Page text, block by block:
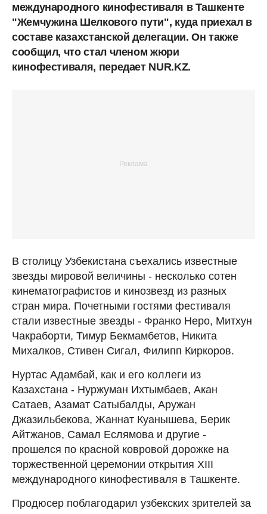
международного кинофестиваля в Ташкенте
"Жемчужина Шелкового пути", куда приехал в
составе казахстанской делегации. Он также
сообщил, что стал членом жюри
кинофестиваля, передает NUR.KZ.
В столицу Узбекистана съехались известные
звезды мировой величины - несколько сотен
кинематографистов и кинозвезд из разных
стран мира. Почетными гостями фестиваля
стали известные звезды - Франко Неро, Митхун
Чакраборти, Тимур Бекмамбетов, Никита
Михалков, Стивен Сигал, Филипп Киркоров.
Нуртас Адамбай, как и его коллеги из
Казахстана - Нуржуман Ихтымбаев, Акан
Сатаев, Азамат Сатыбалды, Аружан
Джазильбекова, Жаннат Куанышева, Берик
Айтжанов, Самал Еслямова и другие -
прошелся по красной ковровой дорожке на
торжественной церемонии открытия XIII
международного кинофестиваля в Ташкенте.
Продюсер поблагодарил узбекских зрителей за